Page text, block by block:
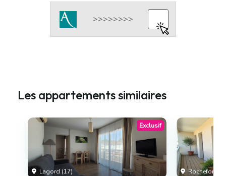
Les appartements similaires
Lagord (17)
Exclusif
Rochefort